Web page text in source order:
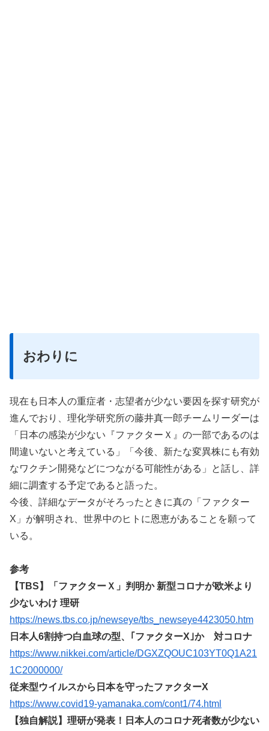
おわりに
現在も日本人の重症者・志望者が少ない要因を探す研究が
進んでおり、理化学研究所の藤井真一郎チームリーダーは
「日本の感染が少ない『ファクターＸ』の一部であるのは
間違いないと考えている」「今後、新たな変異株にも有効
なワクチン開発などにつながる可能性がある」と話し、詳
細に調査する予定であると語った。
今後、詳細なデータがそろったときに真の「ファクター
X」が解明され、世界中のヒトに恩恵があることを願って
いる。
参考
【TBS】「ファクターＸ」判明か 新型コロナが欧米より
少ないわけ 理研
https://news.tbs.co.jp/newseye/tbs_newseye4423050.htm
日本人6割持つ白血球の型、｢ファクターX｣か 対コロナ
https://www.nikkei.com/article/DGXZQOUC103YT0Q1A21
1C2000000/
従来型ウイルスから日本を守ったファクターX
https://www.covid19-yamanaka.com/cont1/74.html
【独自解説】理研が発表！日本人のコロナ死者数が少ない